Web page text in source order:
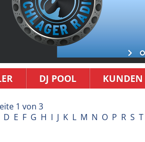
DJ POOL KUNDEN
1 von 3
D E F G H I J K L M N O P R S T